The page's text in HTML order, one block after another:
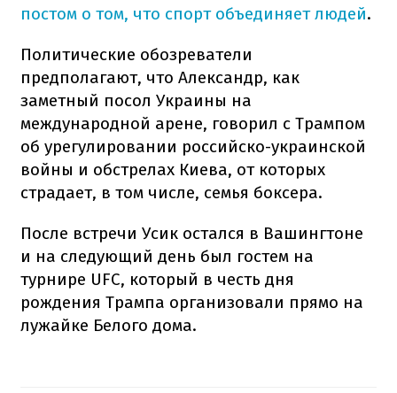
постом о том, что спорт объединяет людей.
Политические обозреватели
предполагают, что Александр, как
заметный посол Украины на
международной арене, говорил с Трампом
об урегулировании российско-украинской
войны и обстрелах Киева, от которых
страдает, в том числе, семья боксера.
После встречи Усик остался в Вашингтоне
и на следующий день был гостем на
турнире UFC, который в честь дня
рождения Трампа организовали прямо на
лужайке Белого дома.